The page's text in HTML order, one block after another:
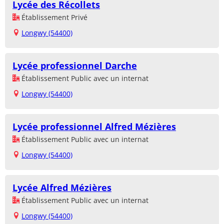
Lycée des Récollets
Établissement Privé
Longwy (54400)
Lycée professionnel Darche
Établissement Public avec un internat
Longwy (54400)
Lycée professionnel Alfred Mézières
Établissement Public avec un internat
Longwy (54400)
Lycée Alfred Mézières
Établissement Public avec un internat
Longwy (54400)